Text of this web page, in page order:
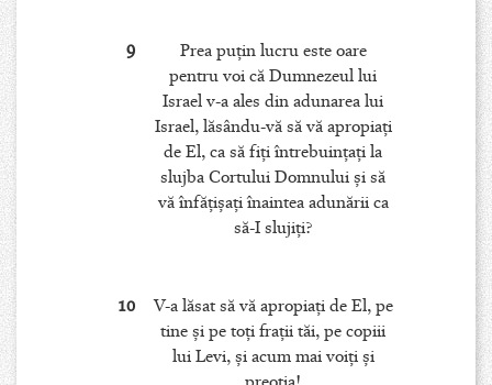
9
Prea puţin lucru este oare
pentru voi că Dumnezeul lui
Israel v-a ales din adunarea lui
Israel, lăsându-vă să vă apropiaţi
de El, ca să fiţi întrebuinţaţi la
slujba Cortului Domnului şi să
vă înfăţişaţi înaintea adunării ca
să-I slujiţi?
10
V-a lăsat să vă apropiaţi de El, pe
tine şi pe toţi fraţii tăi, pe copiii
lui Levi, şi acum mai voiţi şi